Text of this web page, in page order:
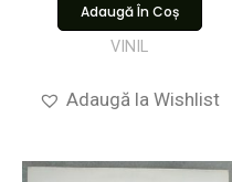
Adaugă În Coș
VINIL
Adaugă la Wishlist